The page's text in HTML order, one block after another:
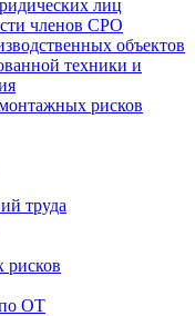
лиц
членов СРО
объектов
техники и
рисков
труда
рисков
по ОТ